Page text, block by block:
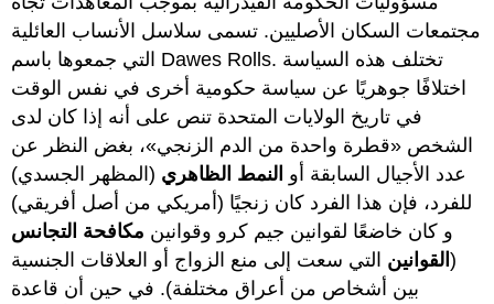
مجتمعات السكان الأصليين. تسمى سلاسل الأنساب العائلية
التي جمعوها باسم Dawes Rolls. تختلف هذه السياسة
اختلافًا جوهريًا عن سياسة حكومية أخرى في نفس الوقت
في تاريخ الولايات المتحدة تنص على أنه إذا كان لدى
الشخص «قطرة واحدة من الدم الزنجي»، بغض النظر عن
عدد الأجيال السابقة أو النمط الظاهري (المظهر الجسدي)
للفرد، فإن هذا الفرد كان زنجيًا (أمريكي من أصل أفريقي)
و كان خاضعًا لقوانين جيم كرو وقوانين مكافحة التجانس
(القوانين التي سعت إلى منع الزواج أو العلاقات الجنسية
بين أشخاص من أعراق مختلفة). في حين أن قاعدة